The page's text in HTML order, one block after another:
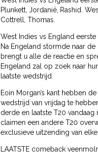
Plunkett, Jordanië, Rashid.
Cottrell, Thomas.
West Indies vs England
Na Engeland stormde naar
brengt u alle de reactie en
Engeland zal op zoek naar
laatste wedstrijd.
Eoin Morgan’s kant hebben
wedstrijd van vrijdag te
derde en laatste T20
claimen een andere T20
exclusieve uitzending van
LAATSTE comeback